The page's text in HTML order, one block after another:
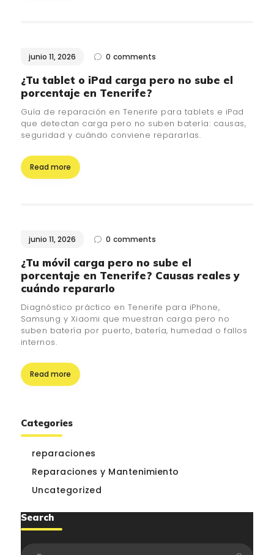
junio 11, 2026 0 comments
¿Tu tablet o iPad carga pero no sube el
porcentaje en Tenerife?
Guía de reparación en Tenerife para tablets e iPad
que detectan carga pero no suben batería: causas,
seguridad y cuándo conviene repararlas.
Read more
junio 11, 2026 0 comments
¿Tu móvil carga pero no sube el
porcentaje en Tenerife? Causas reales y
cuándo repararlo
Diagnóstico práctico en Tenerife para iPhone,
Samsung y Xiaomi que muestran carga pero no
suben batería por puerto, batería, humedad o fallos
internos.
Read more
Categories
reparaciones
Reparaciones y Mantenimiento
Uncategorized
Search